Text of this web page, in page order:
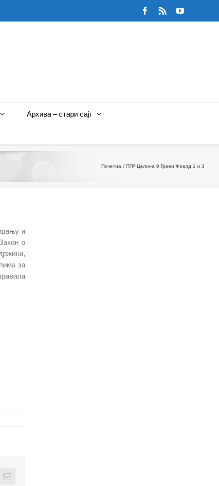
Facebook
Rss YouTube
Архива – стари сајт
Почетна ПГР Целина 9 Греен Фиелд 1 и 3
и
о
за
Email